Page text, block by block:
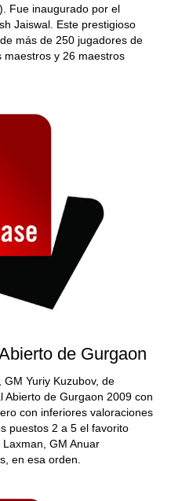
Fue inaugurado por el
Jaiswal. Este prestigioso
más de 250 jugadores de
maestros y 26 maestros
de Gurgaon
Yuriy Kuzubov, de
Abierto de Gurgaon 2009 con
con inferiores valoraciones
puestos 2 a 5 el favorito
GM Anuar
en esa orden.